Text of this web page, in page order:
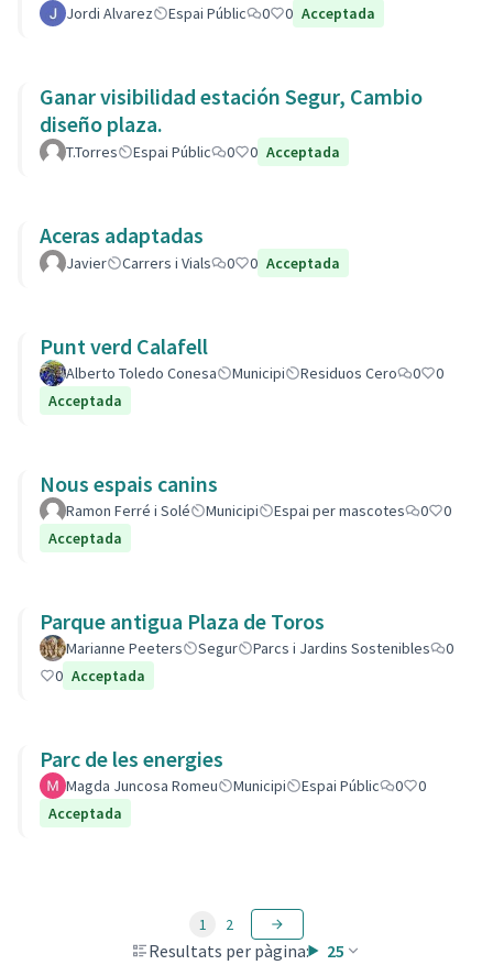
Jordi Alvarez Espai Públic 0 0 Acceptada
Ganar visibilidad estación Segur, Cambio
diseño plaza.
T.Torres Espai Públic 0 0 Acceptada
Aceras adaptadas
Javier Carrers i Vials 0 0 Acceptada
Punt verd Calafell
Alberto Toledo Conesa Municipi Residuos Cero 0
0
Acceptada
Nous espais canins
Ramon Ferré i Solé Municipi Espai per mascotes 0
0
Acceptada
Parque antigua Plaza de Toros
Marianne Peeters Segur Parcs i Jardins Sostenibles
0
0 Acceptada
Parc de les energies
Magda Juncosa Romeu Municipi Espai Públic 0
0
Acceptada
Resultats per pàgina: 25
1 2